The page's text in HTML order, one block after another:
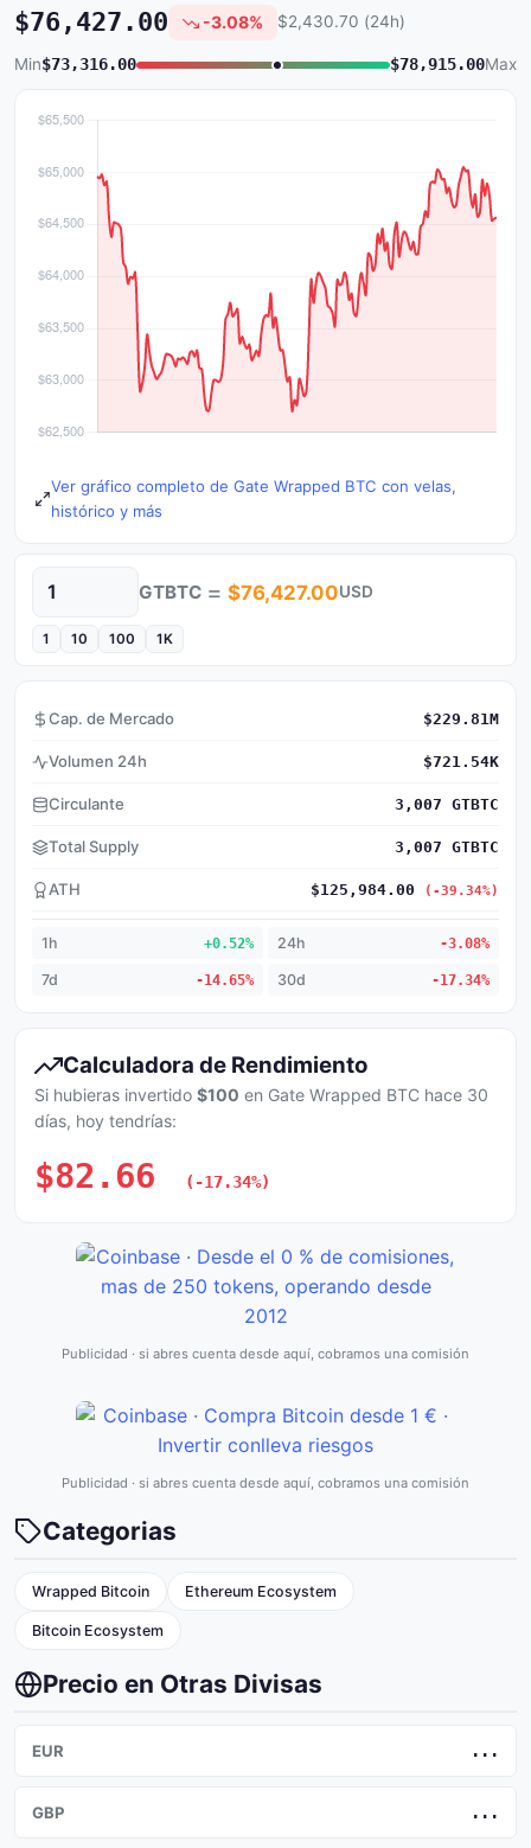
$76,427.00 -3.08% $2,430.70 (24h)
Min$73,316.00 $78,915.00Max
Ver gráfico completo de Gate Wrapped BTC con velas,
histórico y más
Cantidad GTBTC = $76,427.00USD
1 10 100 1K
Cap. de Mercado $229.81M
Volumen 24h $721.54K
Circulante 3,007 GTBTC
Total Supply 3,007 GTBTC
ATH $125,984.00 (-39.34%)
1h +0.52% 24h -3.08%
7d -14.65% 30d -17.34%
Calculadora de Rendimiento
Si hubieras invertido $100 en Gate Wrapped BTC hace 30
días, hoy tendrías:
$82.66 (-17.34%)
Publicidad · si abres cuenta desde aquí, cobramos una comisión
Publicidad · si abres cuenta desde aquí, cobramos una comisión
Categorias
Wrapped Bitcoin Ethereum Ecosystem
Bitcoin Ecosystem
Precio en Otras Divisas
EUR ...
GBP ...